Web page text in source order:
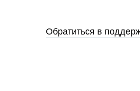
Обратиться в